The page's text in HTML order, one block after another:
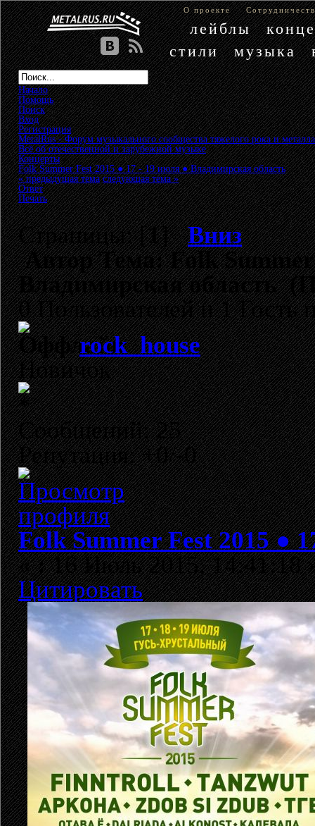
О проекте
лейблы
стили
музыка
Начало
Помощь
Поиск
Вход
Регистрация
MetalRus - Форум музыкального сообщества тяжелого рока и металла
Всё об отечественной и зарубежной музыке»
Концерты»
Folk Summer Fest 2015 ● 17 - 19 июля ● Владимирская область
« предыдущая тема следующая тема »
Ответ
Печать
Страницы: [1]Вниз
АвторТема: Folk
Владимирская область
0 Пользователей и 1 Гость
rock_house
Новичок
Сообщений: 25
Репутация: +0/-0
Folk Summer Fest 2015 ●
«:16 Июль 2015, 14:41:18
Цитировать